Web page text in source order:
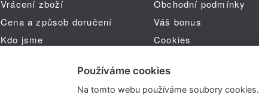
Vrácení zboží
Cena a způsob doručení
Kdo jsme
Obchodní podmínky
Váš bonus
Cookies
Používáme cookies
Na tomto webu používáme soubory cookies.